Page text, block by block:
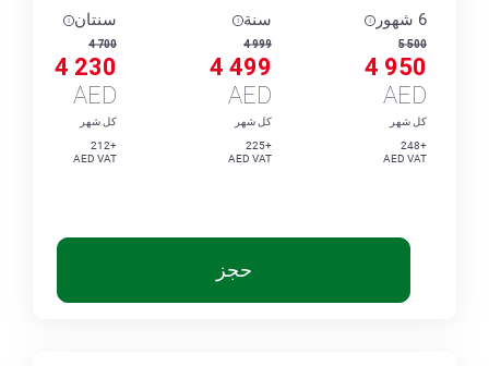
6 شهور
5 500
4 950
AED
كل شهر
+248
AED VAT
سنة
4 999
4 499
AED
كل شهر
+225
AED VAT
سنتان
4 700
4 230
AED
كل شهر
+212
AED VAT
حجز